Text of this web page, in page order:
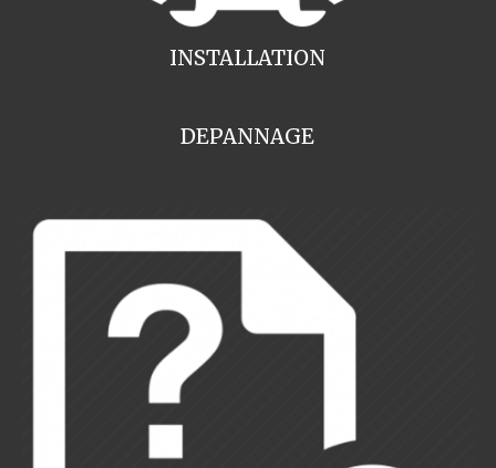
INSTALLATION
DEPANNAGE